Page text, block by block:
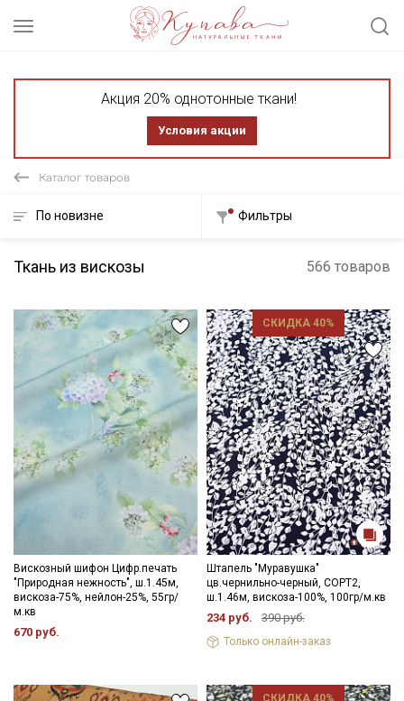
Акция 20% однотонные ткани!
Условия акции
Каталог товаров
По новизне Фильтры
Ткань из вискозы 566 товаров
Вискозный шифон Цифр.печать
"Природная нежность", ш.1.45м,
вискоза-75%, нейлон-25%, 55гр/
м.кв
670 руб.
СКИДКА 40%
Штапель "Муравушка"
цв.чернильно-черный, СОРТ2,
ш.1.46м, вискоза-100%, 100гр/м.кв
234 руб. 390 руб.
Только онлайн-заказ